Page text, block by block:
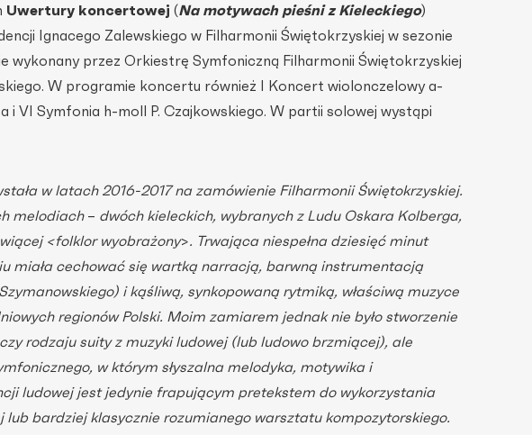
Uwertury koncertowej (Na motywach pieśni z Kieleckiego)
Ignacego Zalewskiego w Filharmonii Świętokrzyskiej w sezonie
wykonany przez Orkiestrę Symfoniczną Filharmonii Świętokrzyskiej
W programie koncertu również I Koncert wiolonczelowy a-
i VI Symfonia h-moll P. Czajkowskiego. W partii solowej wystąpi
w latach 2016-2017 na zamówienie Filharmonii Świętokrzyskiej.
melodiach – dwóch kieleckich, wybranych z Ludu Oskara Kolberga,
<folklor wyobrażony>. Trwająca niespełna dziesięć minut
miała cechować się wartką narracją, barwną instrumentacją
i kąśliwą, synkopowaną rytmiką, właściwą muzyce
regionów Polski. Moim zamiarem jednak nie było stworzenie
rodzaju suity z muzyki ludowej (lub ludowo brzmiącej), ale
w którym słyszalna melodyka, motywika i
ludowej jest jedynie frapującym pretekstem do wykorzystania
lub bardziej klasycznie rozumianego warsztatu kompozytorskiego.